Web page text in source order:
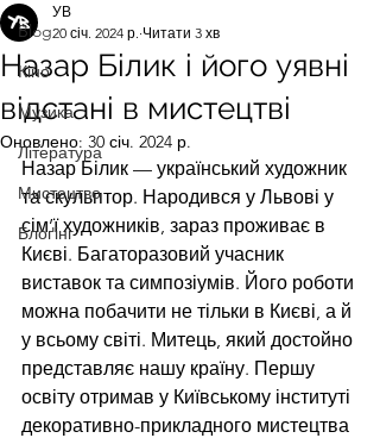
Blog
Кіно
Музика
Література
Мистецтво
Блоґінг
Назар Білик і його уявні
відстані в мистецтві
УВ
20 січ. 2024 р. Читати 3 хв
Оновлено: 30 січ. 2024 р.
Назар Білик — український художник
та скульптор. Народився у Львові у
сім’ї художників, зараз проживає в
Києві. Багаторазовий учасник
виставок та симпозіумів. Його роботи
можна побачити не тільки в Києві, а й
у всьому світі. Митець, який достойно
представляє нашу країну. Першу
освіту отримав у Київському інституті
декоративно-прикладного мистецтва